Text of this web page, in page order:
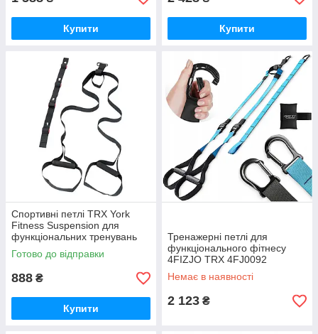
Купити Купити
Спортивні петлі TRX York
Fitness Suspension для
функціональних тренувань
GoodPlace -worry-free-
shopping-
Готово до відправки
888 ₴
Купити
Тренажерні петлі для
функціонального фітнесу
4FIZJO TRX 4FJ0092
GoodPlace -worry-free-
shopping-
Немає в наявності
2 123 ₴